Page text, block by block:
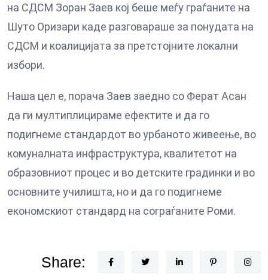
на СДСМ Зоран Заев кој беше меѓу граѓаните на
Шуто Оризари каде разговараше за понудата на
СДСМ и коалицијата за претстојните локални
избори.
Наша цел е, порача Заев заедно со Ферат Асан
да ги мултиплицираме ефектите и да го
подигнеме стандардот во урбаното живеење, во
комуналната инфраструктура, квалитетот на
образовниот процес и во детските градинки и во
основните училишта, но и да го подигнеме
економскиот стандард на сограѓаните Роми.
Share: